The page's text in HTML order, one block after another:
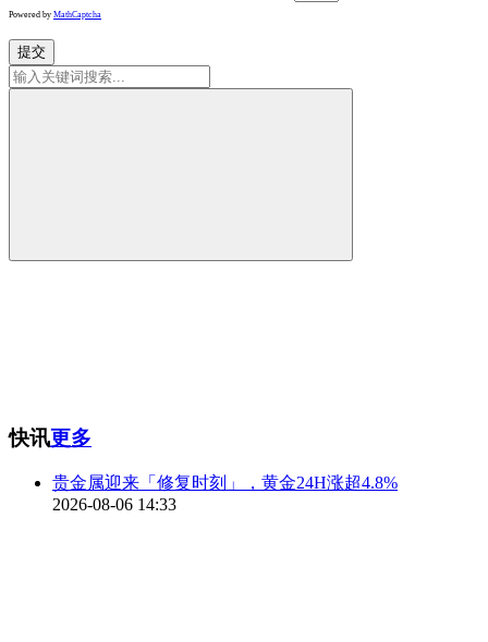
Powered by MathCaptcha
提交
快讯更多
贵金属迎来「修复时刻」，黄金24H涨超4.8%
2026-08-06 14:33